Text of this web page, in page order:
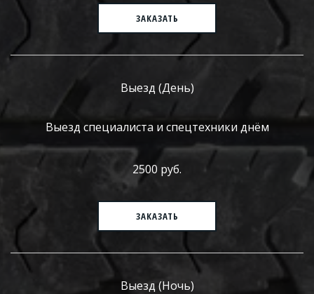
ЗАКАЗАТЬ
Выезд (День)
Выезд специалиста и спецтехники днём
2500 руб.
ЗАКАЗАТЬ
Выезд (Ночь)